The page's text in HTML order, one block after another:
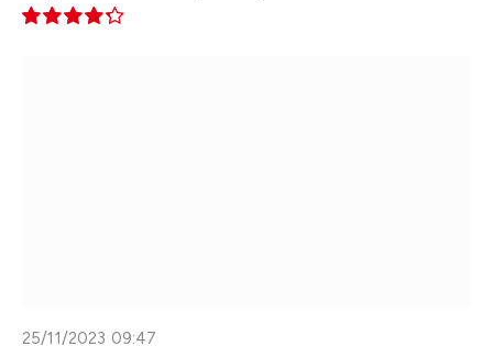
25/11/2023 09:47